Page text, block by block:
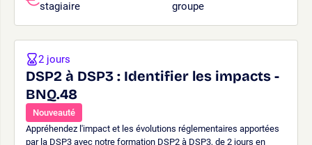
stagiaire
groupe
DSP2 à DSP3 : Identifier les impacts -
BNQ.48
Nouveauté
Appréhendez l'impact et les évolutions réglementaires apportées
par la DSP3 avec notre formation DSP2 à DSP3, de 2 jours en
2 jours